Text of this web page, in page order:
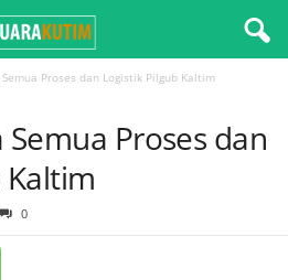
Semua Proses dan Logistik Pilgub Kaltim
Semua Proses dan
Kaltim
0